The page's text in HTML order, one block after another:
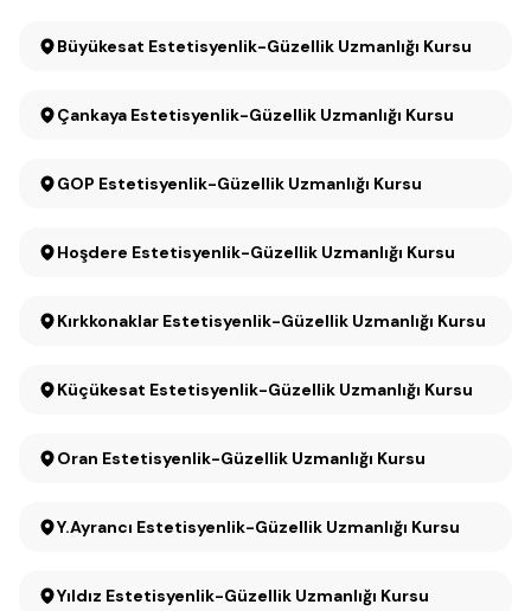
Büyükesat Estetisyenlik-Güzellik Uzmanlığı Kursu
Çankaya Estetisyenlik-Güzellik Uzmanlığı Kursu
GOP Estetisyenlik-Güzellik Uzmanlığı Kursu
Hoşdere Estetisyenlik-Güzellik Uzmanlığı Kursu
Kırkkonaklar Estetisyenlik-Güzellik Uzmanlığı Kursu
Küçükesat Estetisyenlik-Güzellik Uzmanlığı Kursu
Oran Estetisyenlik-Güzellik Uzmanlığı Kursu
Y.Ayrancı Estetisyenlik-Güzellik Uzmanlığı Kursu
Yıldız Estetisyenlik-Güzellik Uzmanlığı Kursu